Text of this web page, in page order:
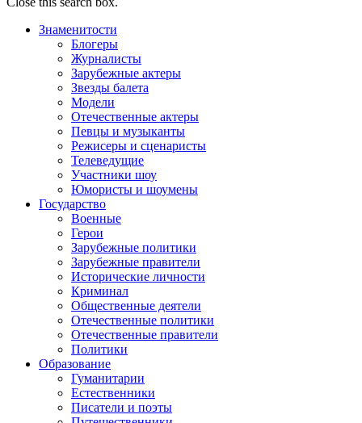
Знаменитости
Блогеры
Журналисты
Зарубежные актеры
Звезды балета
Модели
Отечественные актеры
Певцы и музыканты
Режисеры и сценаристы
Телеведущие
Участники шоу
Юмористы и шоумены
Государство
Военные
Герои
Зарубежные политики
Зарубежные правители
Исторические личности
Криминал
Общественные деятели
Отечественные политики
Отечественные правители
Политики
Образование
Гуманитарии
Естественники
Писатели и поэты